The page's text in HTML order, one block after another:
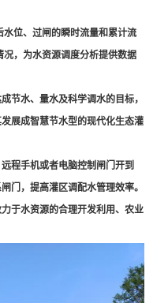
位、过闸的瞬时流量和累计流
，为水资源调度分析提供数据
节水、量水及科学调水的目标，
展成智慧节水型的现代化生态灌
程手机或者电脑控制闸门开到
门，提高灌区调配水管理效率。
于水资源的合理开发利用、农业